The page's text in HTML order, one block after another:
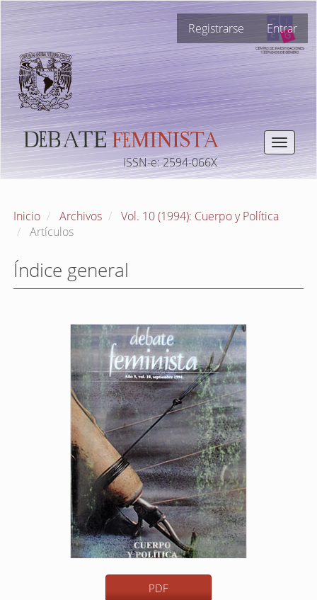
Navegación
principal
Contenido
principal
Barra
lateral
Registrarse Entrar
Toggle
ISSN-e: 2594-066X
Inicio Archivos
Vol. 10 (1994): Cuerpo y Política
Artículos
Índice general
PDF